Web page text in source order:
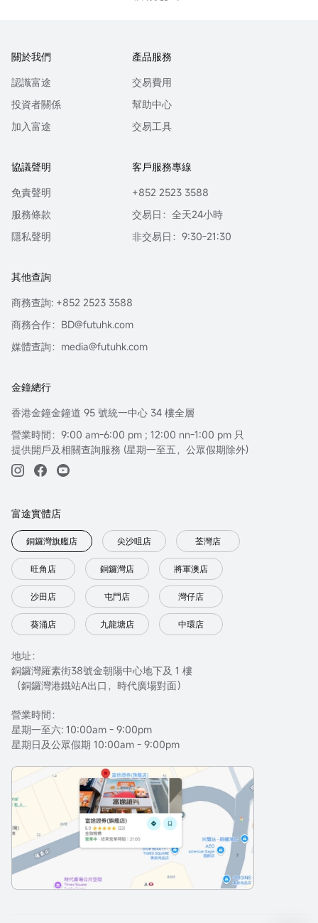
一風暴眼展開的複雜角力。更進一步，Sir將帶你穿透油價波動
的表象，解密主流原油投資工具 $美國原油ETF (USO.US)$
期表現偏離油價的根本原因：期貨市場的期限結構。
在當下極端的Backwardation（期貨貼水）環境中，這不僅是
理解USO「結構紅利」的關鍵，更是打開一扇通往金融套利世
精...
關於我們
認識富途
投資者關係
加入富途
產品服務
交易費用
幫助中心
交易工具
協議聲明
免責聲明
服務條款
隱私聲明
客戶服務專線
+852 2523 3588
交易日：全天24小時
非交易日：9:30-21:30
其他查詢
商務查詢: +852 2523 3588
商務合作：BD@futuhk.com
媒體查詢：media@futuhk.com
金鐘總行
香港金鐘金鐘道 95 號統一中心 34 樓全層
營業時間：9:00 am-6:00 pm ; 12:00 nn-1:00 pm 只
提供開戶及相關查詢服務 (星期一至五，公眾假期除外)
富途實體店
銅鑼灣旗艦店 尖沙咀店 荃灣店
旺角店 銅鑼灣店 將軍澳店
沙田店 屯門店 灣仔店
葵涌店 九龍塘店 中環店
地址：
銅鑼灣羅素街38號金朝陽中心地下及 1 樓
（銅鑼灣港鐵站A出口，時代廣場對面）
營業時間：
星期一至六: 10:00am - 9:00pm
星期日及公眾假期 10:00am - 9:00pm